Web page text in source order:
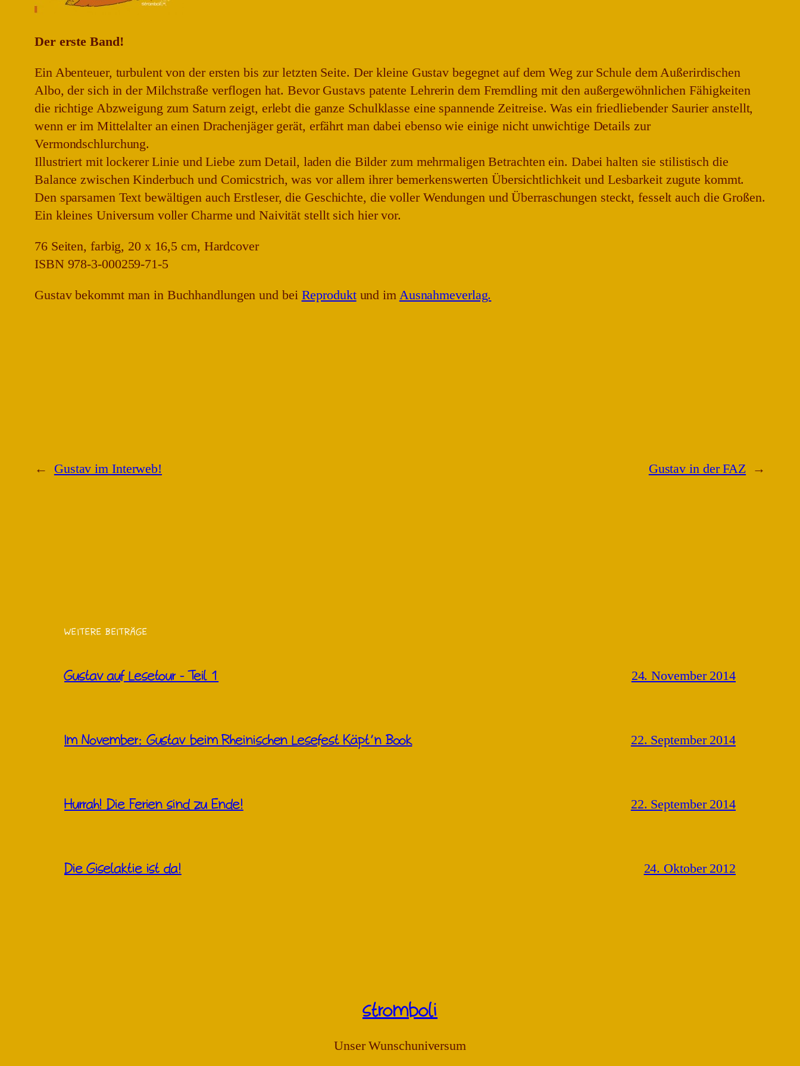
Der erste Band!
Ein Abenteuer, turbulent von der ersten bis zur letzten Seite. Der kleine Gustav begegnet auf dem Weg zur Schule dem Außerirdischen
Albo, der sich in der Milchstraße verflogen hat. Bevor Gustavs patente Lehrerin dem Fremdling mit den außergewöhnlichen Fähigkeiten
die richtige Abzweigung zum Saturn zeigt, erlebt die ganze Schulklasse eine spannende Zeitreise. Was ein friedliebender Saurier anstellt,
wenn er im Mittelalter an einen Drachenjäger gerät, erfährt man dabei ebenso wie einige nicht unwichtige Details zur
Vermondschlurchung.
Illustriert mit lockerer Linie und Liebe zum Detail, laden die Bilder zum mehrmaligen Betrachten ein. Dabei halten sie stilistisch die
Balance zwischen Kinderbuch und Comicstrich, was vor allem ihrer bemerkenswerten Übersichtlichkeit und Lesbarkeit zugute kommt.
Den sparsamen Text bewältigen auch Erstleser, die Geschichte, die voller Wendungen und Überraschungen steckt, fesselt auch die Großen.
Ein kleines Universum voller Charme und Naivität stellt sich hier vor.
76 Seiten, farbig, 20 x 16,5 cm, Hardcover
ISBN 978-3-000259-71-5
Gustav bekommt man in Buchhandlungen und bei Reproduktund im Ausnahmeverlag.
← Gustav im Interweb! Gustav in der FAZ →
WEITERE BEITRÄGE
Gustav auf Lesetour – Teil 1 24. November 2014
Im November: Gustav beim Rheinischen Lesefest Käpt’n Book 22. September 2014
Hurrah! Die Ferien sind zu Ende! 22. September 2014
Die Giselaktie ist da! 24. Oktober 2012
stromboli
Unser Wunschuniversum